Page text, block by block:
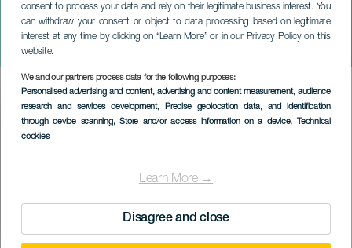
consent to process your data and rely on their legitimate business interest. You
can withdraw your consent or object to data processing based on legitimate
interest at any time by clicking on “Learn More” or in our Privacy Policy on this
website.
We and our partners process data for the following purposes:
Personalised advertising and content, advertising and content measurement, audience
research and services development, Precise geolocation data, and identification
through device scanning, Store and/or access information on a device, Technical
cookies
Learn More →
Disagree and close
Tryllekunstneren Yunke
GRAN CANARIA
Imagen
Listado